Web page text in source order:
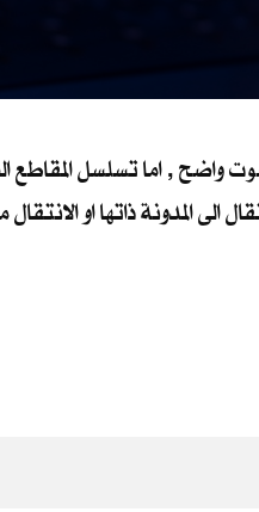
واضح , اما تسلسل
ذاتها او الانتقال